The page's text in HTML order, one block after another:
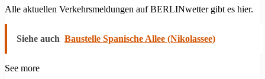
Alle aktuellen Verkehrsmeldungen auf BERLINwetter gibt es hier.
Siehe auch Baustelle Spanische Allee (Nikolassee)
See more